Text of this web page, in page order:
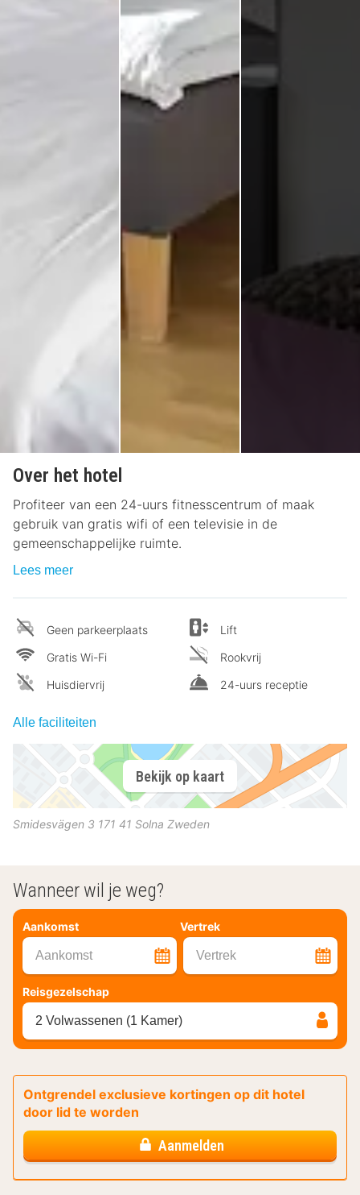
Over het hotel
Profiteer van een 24-uurs fitnesscentrum of maak
gebruik van gratis wifi of een televisie in de
gemeenschappelijke ruimte.
Lees meer
Geen parkeerplaats
Gratis Wi-Fi
Huisdiervrij
Lift
Rookvrij
24-uurs receptie
Alle faciliteiten
Bekijk op kaart
Smidesvägen 3 171 41 Solna Zweden
Wanneer wil je weg?
Aankomst Vertrek
Aankomst Vertrek
Reisgezelschap
2 Volwassenen (1 Kamer)
Ontgrendel exclusieve kortingen op dit hotel
door lid te worden
Aanmelden